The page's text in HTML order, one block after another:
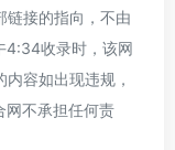
链接的指向，不由
4:34收录时，该网
容如出现违规，
网不承担任何责